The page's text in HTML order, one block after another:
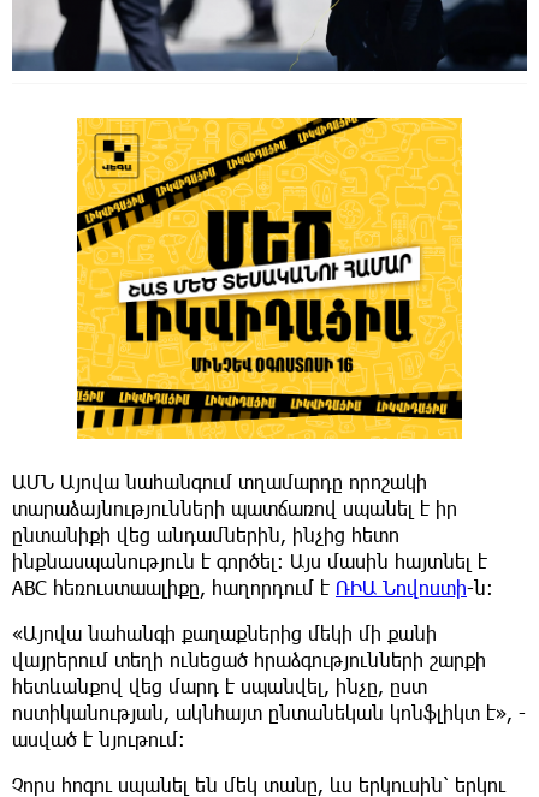
ԱՄՆ Այովա նահանգում տղամարդը որոշակի
տարաձայնությունների պատճառով սպանել է իր
ընտանիքի վեց անդամներին, ինչից հետո
ինքնասպանություն է գործել: Այս մասին հայտնել է
ABC հեռուստաալիքը, հաղորդում է ՌԻԱ Նովոստի-ն:
«Այովա նահանգի քաղաքներից մեկի մի քանի
վայրերում տեղի ունեցած հրաձգությունների շարքի
հետևանքով վեց մարդ է սպանվել, ինչը, ըստ
ոստիկանության, ակնհայտ ընտանեկան կոնֆլիկտ է», -
ասված է նյութում։
Չորս հոգու սպանել են մեկ տանը, ևս երկուսին՝ երկու